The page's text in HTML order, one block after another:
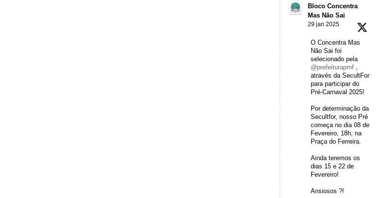
Bloco Concentra
Mas Não Sai
29 jan 2025
O Concentra Mas
Não Sai foi
selecionado pela
@prefeiturapmf,
através da SecultFor
para participar do
Pré-Carnaval 2025!
Por determinação da
Secultfor, nosso Pré
começa no dia 08 de
Fevereiro, 18h, na
Praça do Ferreira.
Ainda teremos os
dias 15 e 22 de
Fevereiro!
Ansiosos ?!